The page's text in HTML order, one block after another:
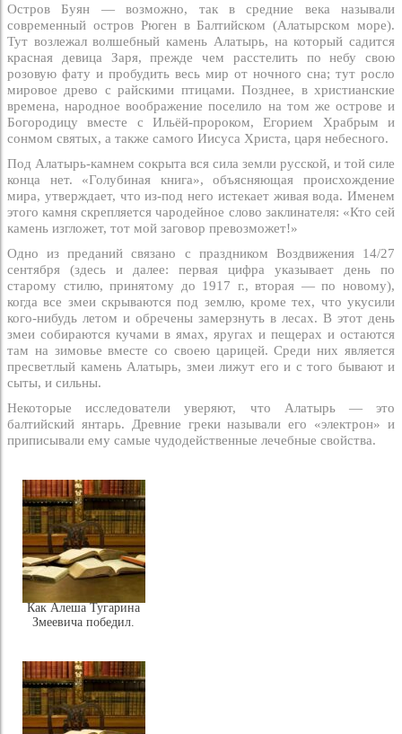
Остров Буян — возможно, так в средние века называли
современный остров Рюген в Балтийском (Алатырском море).
Тут возлежал волшебный камень Алатырь, на который садится
красная девица Заря, прежде чем расстелить по небу свою
розовую фату и пробудить весь мир от ночного сна; тут росло
мировое древо с райскими птицами. Позднее, в христианские
времена, народное воображение поселило на том же острове и
Богородицу вместе с Ильёй-пророком, Егорием Храбрым и
сонмом святых, а также самого Иисуса Христа, царя небесного.
Под Алатырь-камнем сокрыта вся сила земли русской, и той силе
конца нет. «Голубиная книга», объясняющая происхождение
мира, утверждает, что из-под него истекает живая вода. Именем
этого камня скрепляется чародейное слово заклинателя: «Кто сей
камень изгложет, тот мой заговор превозможет!»
Одно из преданий связано с праздником Воздвижения 14/27
сентября (здесь и далее: первая цифра указывает день по
старому стилю, принятому до 1917 г., вторая — по новому),
когда все змеи скрываются под землю, кроме тех, что укусили
кого-нибудь летом и обречены замерзнуть в лесах. В этот день
змеи собираются кучами в ямах, яругах и пещерах и остаются
там на зимовье вместе со своею царицей. Среди них является
пресветлый камень Алатырь, змеи лижут его и с того бывают и
сыты, и сильны.
Некоторые исследователи уверяют, что Алатырь — это
балтийский янтарь. Древние греки называли его «электрон» и
приписывали ему самые чудодейственные лечебные свойства.
Как Алеша Тугарина
Змеевича победил.